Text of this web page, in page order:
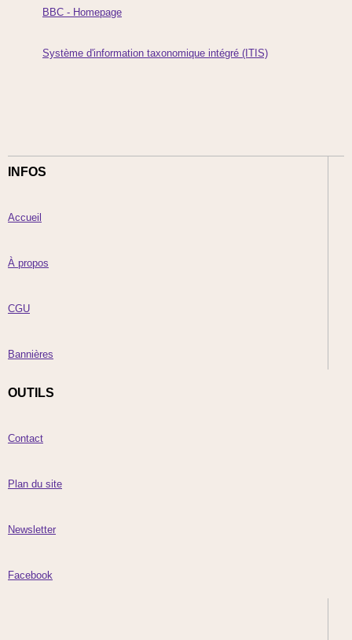
BBC - Homepage
Système d'information taxonomique intégré (ITIS)
INFOS
Accueil
À propos
CGU
Bannières
OUTILS
Contact
Plan du site
Newsletter
Facebook